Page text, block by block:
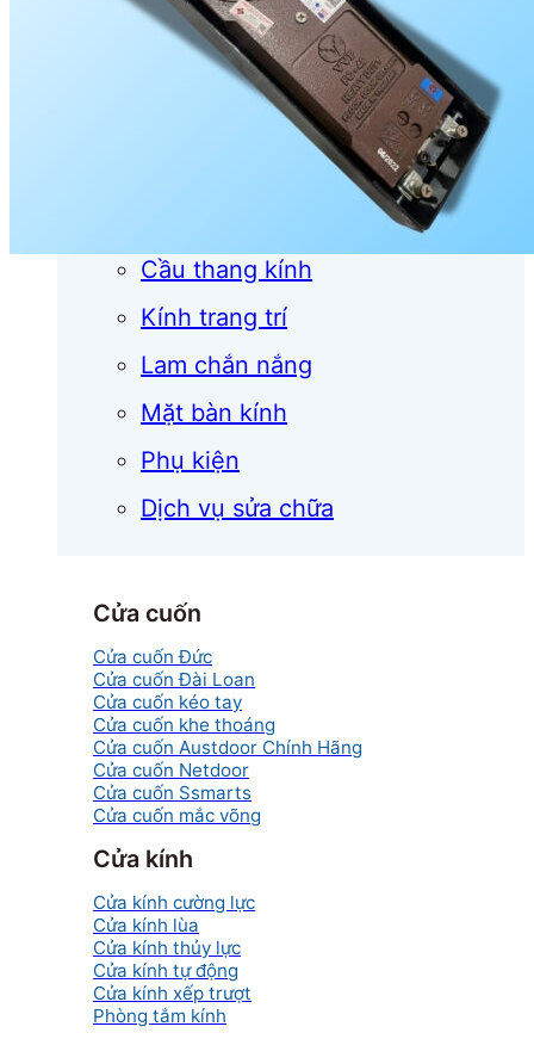
Cửa kính
Cửa nhôm
Cầu thang kính
Kính trang trí
Lam chắn nắng
Mặt bàn kính
Phụ kiện
Dịch vụ sửa chữa
Cửa cuốn
Cửa cuốn Đức
Cửa cuốn Đài Loan
Cửa cuốn kéo tay
Cửa cuốn khe thoáng
Cửa cuốn Austdoor Chính Hãng
Cửa cuốn Netdoor
Cửa cuốn Ssmarts
Cửa cuốn mắc võng
Cửa kính
Cửa kính cường lực
Cửa kính lùa
Cửa kính thủy lực
Cửa kính tự động
Cửa kính xếp trượt
Phòng tắm kính